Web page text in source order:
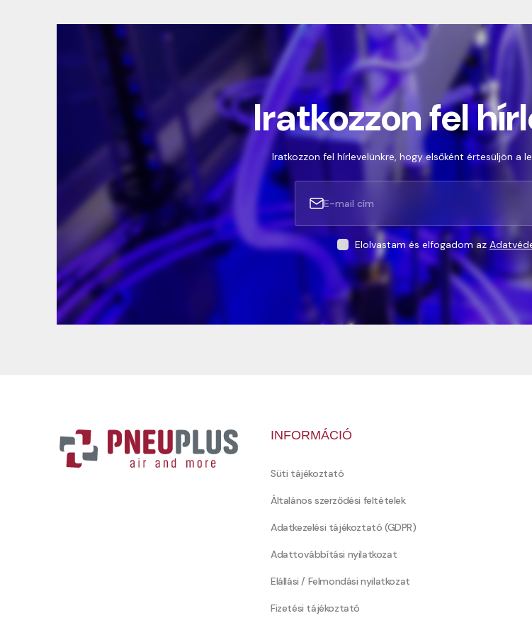
Iratkozzon fel
Iratkozzon fel hírlevelünkre, hogy elsőként értesüljön a
Elolvastam és elfogadom az
INFORMÁCIÓ
Süti tájékoztató
Általános szerződési feltételek
Adatkezelési tájékoztató (GDPR)
Adattovábbítási nyilatkozat
Elállási / Felmondási nyilatkozat
Fizetési tájékoztató